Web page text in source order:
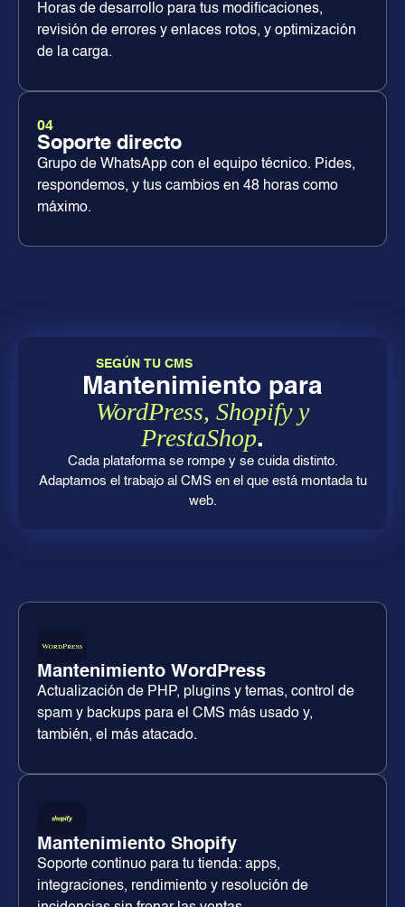
Horas de desarrollo para tus modificaciones,
revisión de errores y enlaces rotos, y optimización
de la carga.
04
Soporte directo
Grupo de WhatsApp con el equipo técnico. Pides,
respondemos, y tus cambios en 48 horas como
máximo.
SEGÚN TU CMS
Mantenimiento para
WordPress, Shopify y
PrestaShop.
Cada plataforma se rompe y se cuida distinto.
Adaptamos el trabajo al CMS en el que está montada tu
web.
Mantenimiento WordPress
Actualización de PHP, plugins y temas, control de
spam y backups para el CMS más usado y,
también, el más atacado.
Mantenimiento Shopify
Soporte continuo para tu tienda: apps,
integraciones, rendimiento y resolución de